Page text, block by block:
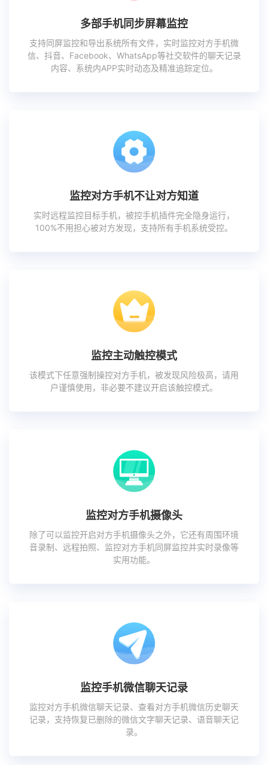
多部手机同步屏幕监控
支持同屏监控和导出系统所有文件，实时监控对方手机微
信、抖音、Facebook、WhatsApp等社交软件的聊天记录
内容、系统内APP实时动态及精准追踪定位。
监控对方手机不让对方知道
实时远程监控目标手机，被控手机插件完全隐身运行，
100%不用担心被对方发现，支持所有手机系统受控。
监控主动触控模式
该模式下任意强制操控对方手机，被发现风险极高，请用
户谨慎使用，非必要不建议开启该触控模式。
监控对方手机摄像头
除了可以监控开启对方手机摄像头之外，它还有周围环境
音录制、远程拍照、监控对方手机同屏监控并实时录像等
实用功能。
监控手机微信聊天记录
监控对方手机微信聊天记录、查看对方手机微信历史聊天
记录，支持恢复已删除的微信文字聊天记录、语音聊天记
录。